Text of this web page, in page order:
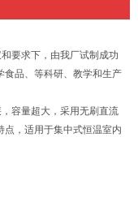
要求下，由我厂试制成功
食品、等科研、教学和生产
容量超大，采用无刷直流
点，适用于集中式恒温室内